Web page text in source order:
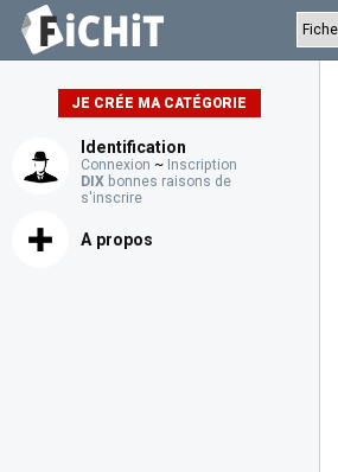
JE CRÉE MA CATÉGORIE
Identification
Connexion ~ Inscription
DIX bonnes raisons de
s'inscrire
A propos